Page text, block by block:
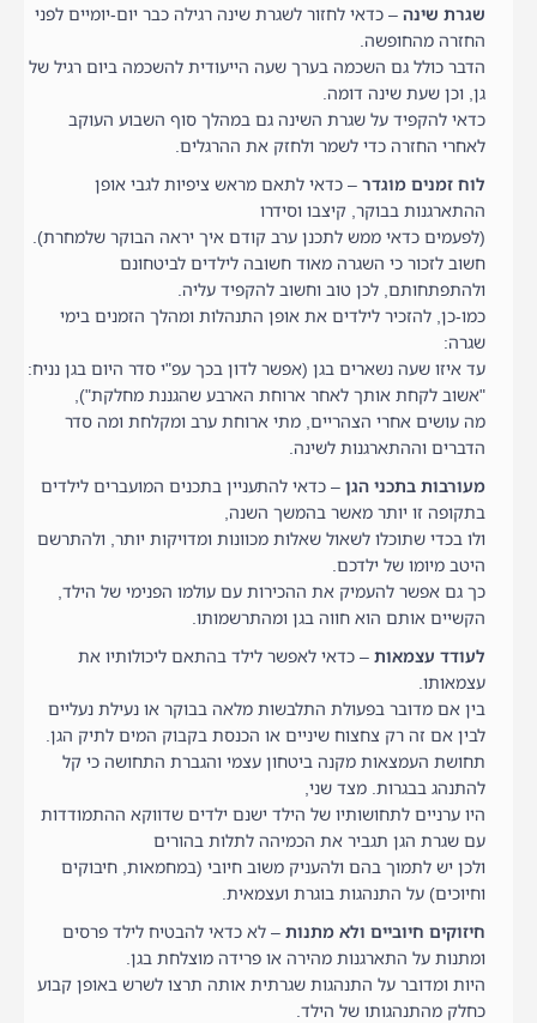
שגרת שינה– כדאי לחזור לשגרת שינה רגילה כבר יום-יומיים לפני
החזרה מהחופשה.
הדבר כולל גם השכמה בערך שעה הייעודית להשכמה ביום רגיל של
גן, וכן שעת שינה דומה.
כדאי להקפיד על שגרת השינה גם במהלך סוף השבוע העוקב
לאחרי החזרה כדי לשמר ולחזק את ההרגלים.
לוח זמנים מוגדר– כדאי לתאם מראש ציפיות לגבי אופן
ההתארגנות בבוקר, קיצבו וסידרו
(לפעמים כדאי ממש לתכנן ערב קודם איך יראה הבוקר שלמחרת).
חשוב לזכור כי השגרה מאוד חשובה לילדים לביטחונם
ולהתפתחותם, לכן טוב וחשוב להקפיד עליה.
כמו-כן, להזכיר לילדים את אופן התנהלות ומהלך הזמנים בימי
שגרה:
עד איזו שעה נשארים בגן (אפשר לדון בכך עפ"י סדר היום בגן נניח:
"אשוב לקחת אותך לאחר ארוחת הארבע שהגננת מחלקת"),
מה עושים אחרי הצהריים, מתי ארוחת ערב ומקלחת ומה סדר
הדברים וההתארגנות לשינה.
מעורבות בתכני הגן– כדאי להתעניין בתכנים המועברים לילדים
בתקופה זו יותר מאשר בהמשך השנה,
ולו בכדי שתוכלו לשאול שאלות מכוונות ומדויקות יותר, ולהתרשם
היטב מיומו של ילדכם.
כך גם אפשר להעמיק את ההכירות עם עולמו הפנימי של הילד,
הקשיים אותם הוא חווה בגן ומהתרשמותו.
לעודד עצמאות– כדאי לאפשר לילד בהתאם ליכולותיו את
עצמאותו.
בין אם מדובר בפעולת התלבשות מלאה בבוקר או נעילת נעליים
לבין אם זה רק צחצוח שיניים או הכנסת בקבוק המים לתיק הגן.
תחושת העמצאות מקנה ביטחון עצמי והגברת התחושה כי קל
להתנהג בבגרות. מצד שני,
היו ערניים לתחושותיו של הילד ישנם ילדים שדווקא ההתמודדות
עם שגרת הגן תגביר את הכמיהה לתלות בהורים
ולכן יש לתמוך בהם ולהעניק משוב חיובי (במחמאות, חיבוקים
וחיוכים) על התנהגות בוגרת ועצמאית.
חיזוקים חיוביים ולא מתנות– לא כדאי להבטיח לילד פרסים
ומתנות על התארגנות מהירה או פרידה מוצלחת בגן.
היות ומדובר על התנהגות שגרתית אותה תרצו לשרש באופן קבוע
כחלק מהתנהגותו של הילד.